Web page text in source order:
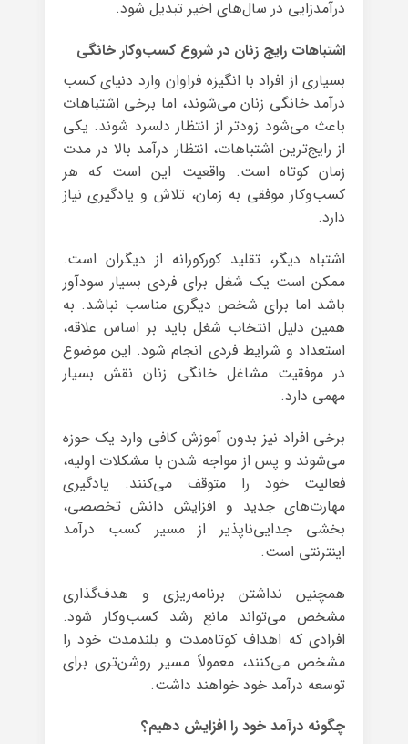
درآمدزایی در سال‌های اخیر تبدیل شود.
اشتباهات رایج زنان در شروع کسب‌وکار خانگی
بسیاری از افراد با انگیزه فراوان وارد دنیای کسب
درآمد خانگی زنان می‌شوند، اما برخی اشتباهات
باعث می‌شود زودتر از انتظار دلسرد شوند. یکی
از رایج‌ترین اشتباهات، انتظار درآمد بالا در مدت
زمان کوتاه است. واقعیت این است که هر
کسب‌وکار موفقی به زمان، تلاش و یادگیری نیاز
دارد.
اشتباه دیگر، تقلید کورکورانه از دیگران است.
ممکن است یک شغل برای فردی بسیار سودآور
باشد اما برای شخص دیگری مناسب نباشد. به
همین دلیل انتخاب شغل باید بر اساس علاقه،
استعداد و شرایط فردی انجام شود. این موضوع
در موفقیت مشاغل خانگی زنان نقش بسیار
مهمی دارد.
برخی افراد نیز بدون آموزش کافی وارد یک حوزه
می‌شوند و پس از مواجه شدن با مشکلات اولیه،
فعالیت خود را متوقف می‌کنند. یادگیری
مهارت‌های جدید و افزایش دانش تخصصی،
بخشی جدایی‌ناپذیر از مسیر کسب درآمد
اینترنتی است.
همچنین نداشتن برنامه‌ریزی و هدف‌گذاری
مشخص می‌تواند مانع رشد کسب‌وکار شود.
افرادی که اهداف کوتاه‌مدت و بلندمدت خود را
مشخص می‌کنند، معمولاً مسیر روشن‌تری برای
توسعه درآمد خود خواهند داشت.
چگونه درآمد خود را افزایش دهیم؟